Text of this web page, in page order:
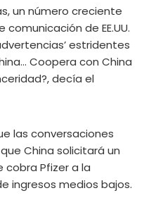
un número creciente
de EE.UU.
estridentes
Coopera con China
decía el
las conversaciones
China solicitará un
cobra Pfizer a la
ingresos medios bajos.